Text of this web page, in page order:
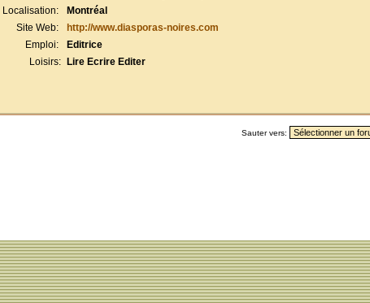
Localisation:
Montréal
Site Web:
http://www.diasporas-noires.com
Emploi:
Editrice
Loisirs:
Lire Ecrire Editer
Sauter vers: